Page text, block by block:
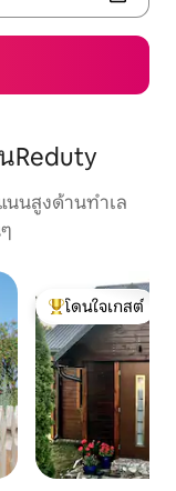
Reduty
นนสูงด้านทำเล
โดนใจเกสต์ที่สุด
โดนใจเกสต์